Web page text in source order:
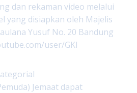
dan rekaman video melalui
yang disiapkan oleh Majelis
Yusuf No. 20 Bandung
user/GKI
Jemaat dapat